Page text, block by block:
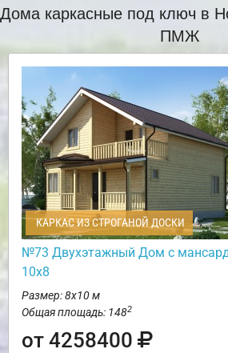
Дома каркасные под ключ в
ПМЖ
КАРКАС ИЗ СТРОГАНОЙ ДОСКИ
№73 Двухэтажный Дом с
10х8
Размер: 8х10 м
Общая площадь: 1482
от 4258400